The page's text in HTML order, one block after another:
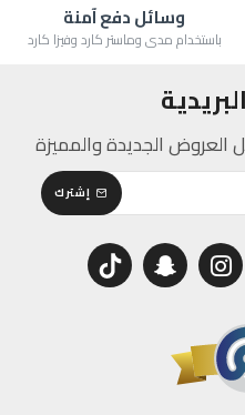
وسائل دفع آمنة
باستخدام مدى وماستر كارد وفيزا كارد
العروض الجديدة والمميزة
إشترك